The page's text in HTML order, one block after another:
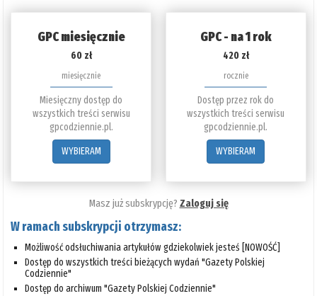
GPC miesięcznie
60 zł
miesięcznie
Miesięczny dostęp do
wszystkich treści serwisu
gpcodziennie.pl.
WYBIERAM
GPC - na 1 rok
420 zł
rocznie
Dostęp przez rok do
wszystkich treści serwisu
gpcodziennie.pl.
WYBIERAM
Masz już subskrypcję? Zaloguj się
W ramach subskrypcji otrzymasz:
Możliwość odsłuchiwania artykułów gdziekolwiek jesteś [NOWOŚĆ]
Dostęp do wszystkich treści bieżących wydań "Gazety Polskiej
Codziennie"
Dostęp do archiwum "Gazety Polskiej Codziennie"